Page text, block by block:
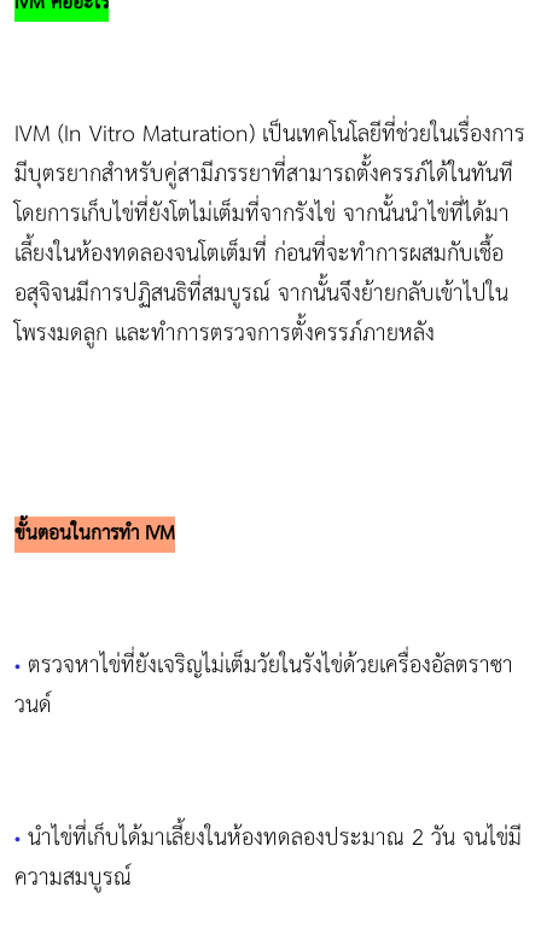
IVM (In Vitro Maturation) เป็นเทคโนโลยีที่ช่วยในเรื่องการ
มีบุตรยากสำหรับคู่สามีภรรยาที่สามารถตั้งครรภ์ได้ในทันที
โดยการเก็บไข่ที่ยังโตไม่เต็มที่จากรังไข่ จากนั้นนำไข่ที่ได้มา
เลี้ยงในห้องทดลองจนโตเต็มที่ ก่อนที่จะทำการผสมกับเชื้อ
อสุจิจนมีการปฏิสนธิที่สมบูรณ์ จากนั้นจึงย้ายกลับเข้าไปใน
โพรงมดลูก และทำการตรวจการตั้งครรภ์ภายหลัง
ขั้นตอนในการทำ IVM
• ตรวจหาไข่ที่ยังเจริญไม่เต็มวัยในรังไข่ด้วยเครื่องอัลตราซา
วนด์
• นำไข่ที่เก็บได้มาเลี้ยงในห้องทดลองประมาณ 2 วัน จนไข่มี
ความสมบูรณ์